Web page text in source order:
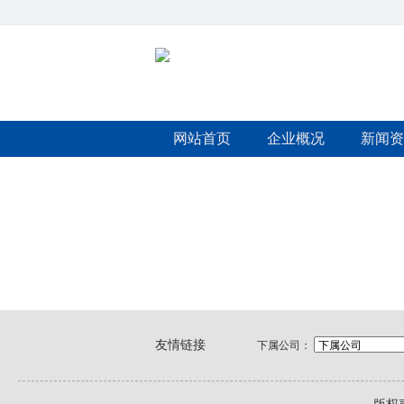
网站首页 企业概况 新闻
友情链接 下属公司：